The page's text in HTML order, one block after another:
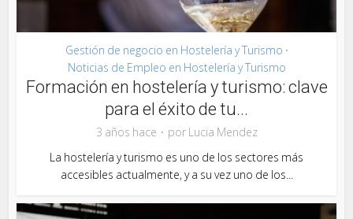
Gestión de negocio en Hostelería y Turismo •
Noticias de Empleo en Hostelería y Turismo
Formación en hostelería y turismo: clave
para el éxito de tu...
3 años hace por Lucia Mendez
La hostelería y turismo es uno de los sectores más
accesibles actualmente, y a su vez uno de los...